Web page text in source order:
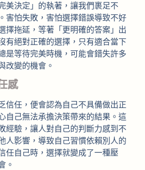
美決定」的執著，讓我們裹足不
害怕失敗，害怕選擇錯誤導致不好
擇拖延，等著「更明確的答案」出
有絕對正確的選擇，只有適合當下
是等待完美時機，可能會錯失許多
改變的機會。
感
信任，便會認為自己不具備做出正
自己無法承擔決策帶來的結果。這
經驗，讓人對自己的判斷力感到不
人影響，導致自己習慣依賴別人的
任自己時，選擇就變成了一種壓
。